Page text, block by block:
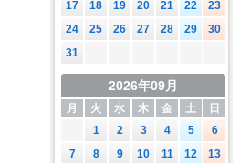
17
18 19 20 21 22
23
24
25 26 27 28 29
30
31
2026年09月
月 火 水 木 金 土
日
1
2 3 4 5
6
7
8 9 10 11 12
13